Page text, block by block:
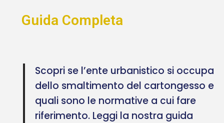
Guida Completa
Scopri se l’ente urbanistico si occupa
dello smaltimento del cartongesso e
quali sono le normative a cui fare
riferimento. Leggi la nostra guida